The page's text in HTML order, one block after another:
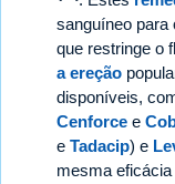
sanguíneo para
que restringe o
a ereção
disponíveis,
Cenforce e
e Tadacip) e
mesma